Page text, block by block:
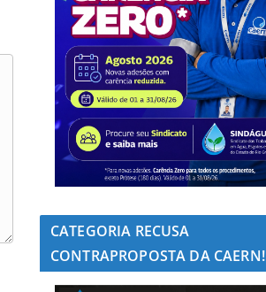
CATEGORIA RECUSA
CONTRAPROPOSTA DA CAERN!